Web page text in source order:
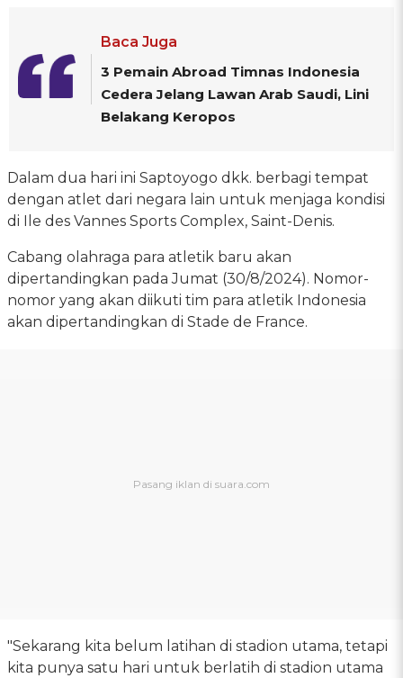
Baca Juga
3 Pemain Abroad Timnas Indonesia
Cedera Jelang Lawan Arab Saudi, Lini
Belakang Keropos
Dalam dua hari ini Saptoyogo dkk. berbagi tempat
dengan atlet dari negara lain untuk menjaga kondisi
di Ile des Vannes Sports Complex, Saint-Denis.
Cabang olahraga para atletik baru akan
dipertandingkan pada Jumat (30/8/2024). Nomor-
nomor yang akan diikuti tim para atletik Indonesia
akan dipertandingkan di Stade de France.
"Sekarang kita belum latihan di stadion utama, tetapi
kita punya satu hari untuk berlatih di stadion utama